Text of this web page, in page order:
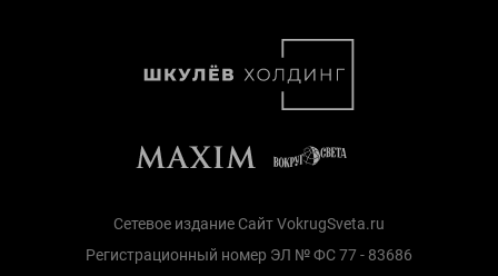
Сетевое издание Сайт VokrugSveta.ru
Регистрационный номер ЭЛ № ФС 77 - 83686